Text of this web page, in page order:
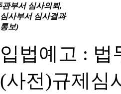
관부서 심사의뢰,
심사부서 심사결과
통보)
입법예고 : 법
(사전)규제심